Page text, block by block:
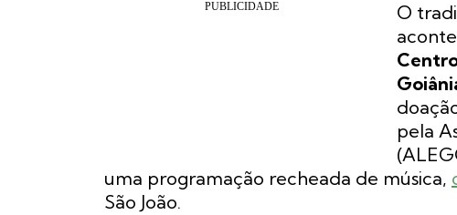
O
pela
uma programação recheada de música,
São João.